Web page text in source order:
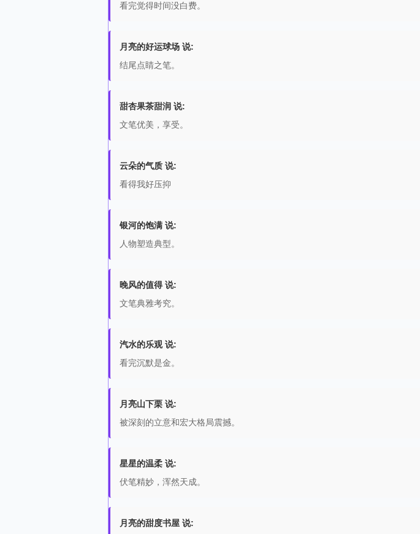
看完觉得时间没白费。
月亮的好运球场 说:
结尾点睛之笔。
甜杏果茶甜润 说:
文笔优美，享受。
云朵的气质 说:
看得我好压抑
银河的饱满 说:
人物塑造典型。
晚风的值得 说:
文笔典雅考究。
汽水的乐观 说:
看完沉默是金。
月亮山下栗 说:
被深刻的立意和宏大格局震撼。
星星的温柔 说:
伏笔精妙，浑然天成。
月亮的甜度书屋 说: